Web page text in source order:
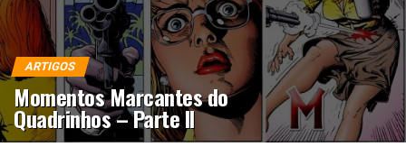
ARTIGOS
Momentos Marcantes do
Quadrinhos – Parte II